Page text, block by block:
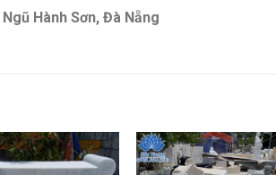
Hành Sơn, Đà Nẵng